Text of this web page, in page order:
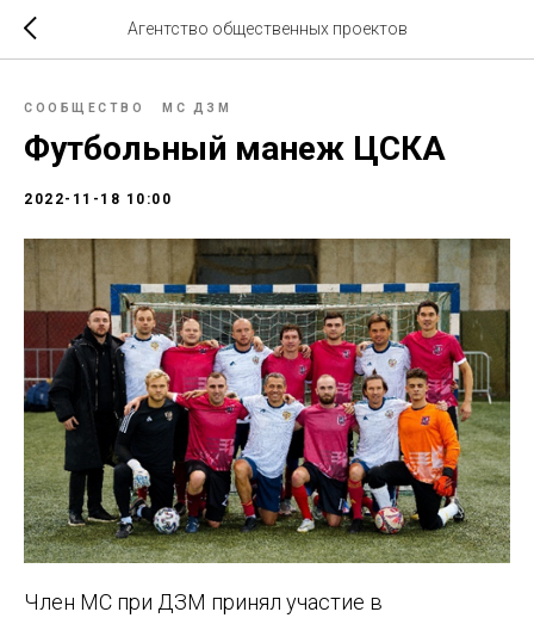
Агентство общественных проектов
СООБЩЕСТВО МС ДЗМ
Футбольный манеж ЦСКА
2022-11-18 10:00
Член МС при ДЗМ принял участие в